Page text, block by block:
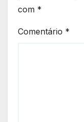
com *
Comentário *